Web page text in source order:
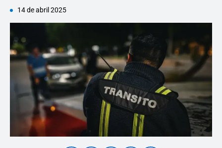
14 de abril 2025